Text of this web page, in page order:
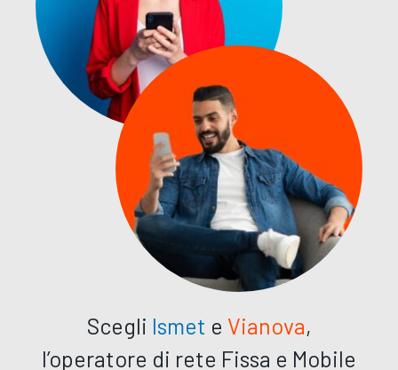
Scegli Ismet e Vianova,
l’operatore di rete Fissa e Mobile